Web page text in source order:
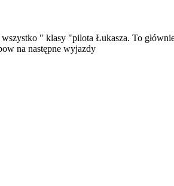
" klasy "pilota Łukasza. To
na następne wyjazdy